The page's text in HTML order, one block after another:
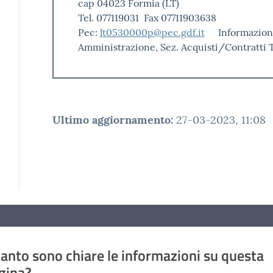
cap 04023 Formia (LT)
Tel. 077119031 Fax 07711903638
Pec: lt0530000p@pec.gdf.it
Amministrazione, Sez. Acquisti/Contratti
Ultimo aggiornamento: 27-03-2023, 11:08
sono chiare le informazioni su questa